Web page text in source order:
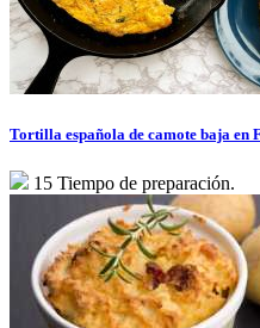
Tortilla española de camote baja en
15 Tiempo de preparación.